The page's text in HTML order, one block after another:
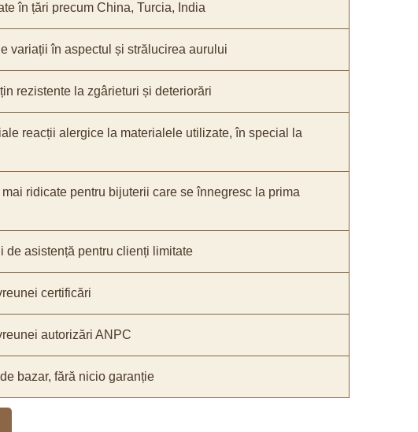
în țări precum China, Turcia, India
variații în aspectul și strălucirea aurului
rezistente la zgârieturi și deteriorări
reacții alergice la materialele utilizate, în special la
mai ridicate pentru bijuterii care se înnegresc la prima
de asistență pentru clienți limitate
certificări
autorizări ANPC
bazar, fără nicio garanție